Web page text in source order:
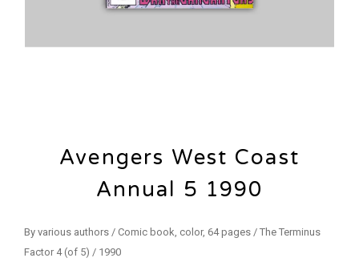
Avengers West Coast
Annual 5 1990
By various authors / Comic book, color, 64 pages / The Terminus
Factor 4 (of 5) / 1990